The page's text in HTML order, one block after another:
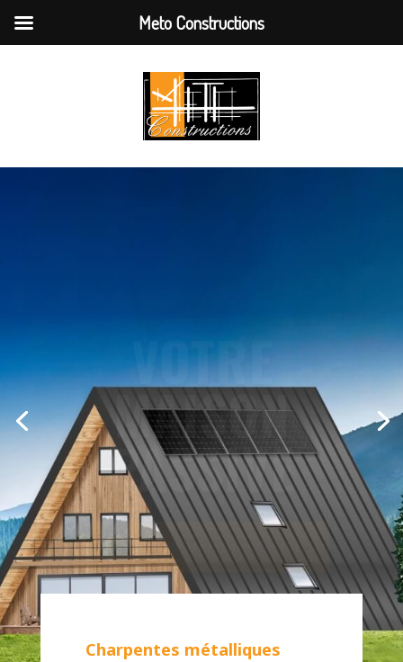
VOTRE
MAISON
PASSIVE
DÉCOUVRIR MAISON PASSIVE
Charpentes métalliques
Meto Constructions